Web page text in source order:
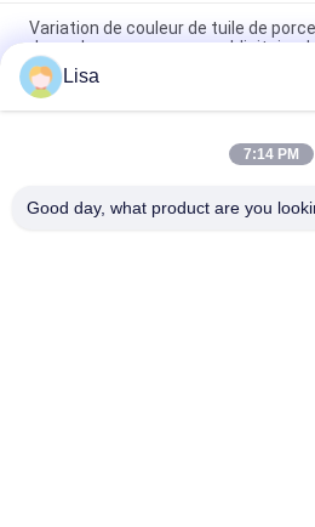
Variation de couleur de tuile de
dans chaque message publicitaire
La pleine salle de bains de granit de
l'appui extérieur d'intérieur blanc de
La pleine tuile de porcelaine de
Lisa
7:14 PM
Good day, what product are you